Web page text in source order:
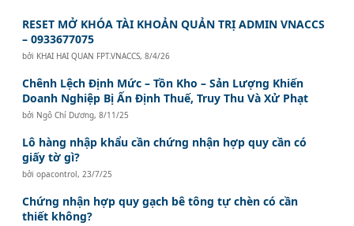
RESET MỞ KHÓA TÀI KHOẢN QUẢN TRỊ ADMIN VNACCS
– 0933677075
bởi KHAI HAI QUAN FPT.VNACCS,8/4/26
Chênh Lệch Định Mức – Tồn Kho – Sản Lượng Khiến
Doanh Nghiệp Bị Ấn Định Thuế, Truy Thu Và Xử Phạt
bởi Ngô Chí Dương,8/11/25
Lô hàng nhập khẩu cần chứng nhận hợp quy cần có
giấy tờ gì?
bởiopacontrol, 23/7/25
Chứng nhận hợp quy gạch bê tông tự chèn có cần
thiết không?